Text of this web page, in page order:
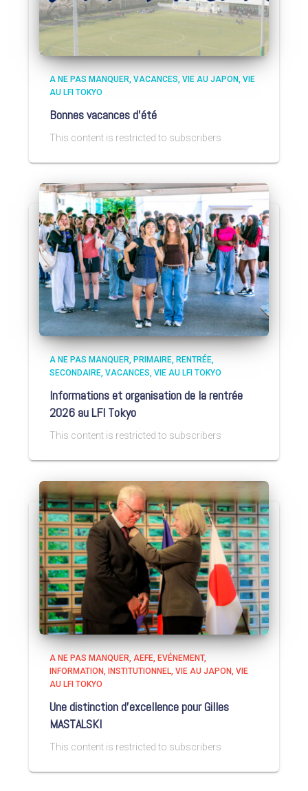
A NE PAS MANQUER VACANCES VIE AU JAPON VIE
AU LFI TOKYO
Bonnes vacances d’été
This content is restricted to subscribers
A NE PAS MANQUER PRIMAIRE RENTRÉE
SECONDAIRE VACANCES VIE AU LFI TOKYO
Informations et organisation de la rentrée
2026 au LFI Tokyo
This content is restricted to subscribers
A NE PAS MANQUER AEFE EVÉNEMENT
INFORMATION
INSTITUTIONNEL VIE AU JAPON VIE
AU LFI TOKYO
Une distinction d’excellence pour Gilles
MASTALSKI
This content is restricted to subscribers